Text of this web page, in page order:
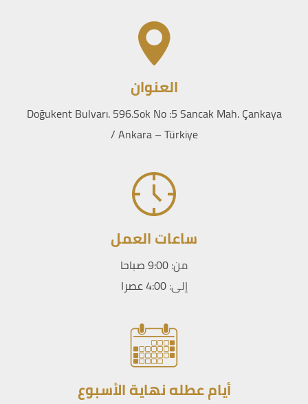
العنوان
Doğukent Bulvarı. 596.Sok No :5 Sancak Mah. Çankaya
/ Ankara – Türkiye
ساعات العمل
من:9:00 صباحا
إلى:4:00 عصرا
أيام عطله نهاية الأسبوع